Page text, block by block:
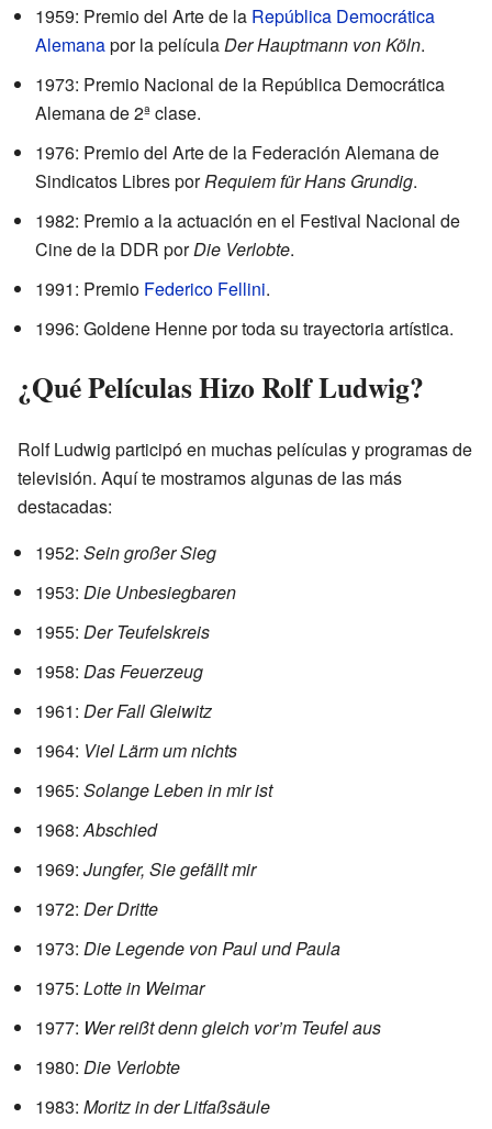
1959: Premio del Arte de la República Democrática
Alemanapor la películaDer Hauptmann von Köln.
1973: Premio Nacional de la República Democrática
Alemana de 2ª clase.
1976: Premio del Arte de la Federación Alemana de
Sindicatos Libres porRequiem für Hans Grundig.
1982: Premio a la actuación en el Festival Nacional de
Cine de la DDR porDie Verlobte.
1991: Premio Federico Fellini.
1996: Goldene Henne por toda su trayectoria artística.
¿Qué Películas Hizo Rolf Ludwig?
Rolf Ludwig participó en muchas películas y programas de
televisión. Aquí te mostramos algunas de las más
destacadas:
1952: Sein großer Sieg
1953: Die Unbesiegbaren
1955: Der Teufelskreis
1958: Das Feuerzeug
1961: Der Fall Gleiwitz
1964: Viel Lärm um nichts
1965: Solange Leben in mir ist
1968:Abschied
1969: Jungfer, Sie gefällt mir
1972: Der Dritte
1973: Die Legende von Paul und Paula
1975: Lotte in Weimar
1977: Wer reißt denn gleich vor’m Teufel aus
1980: Die Verlobte
1983: Moritz in der Litfaßsäule